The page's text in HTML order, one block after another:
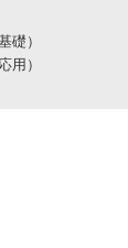
礎）
用）